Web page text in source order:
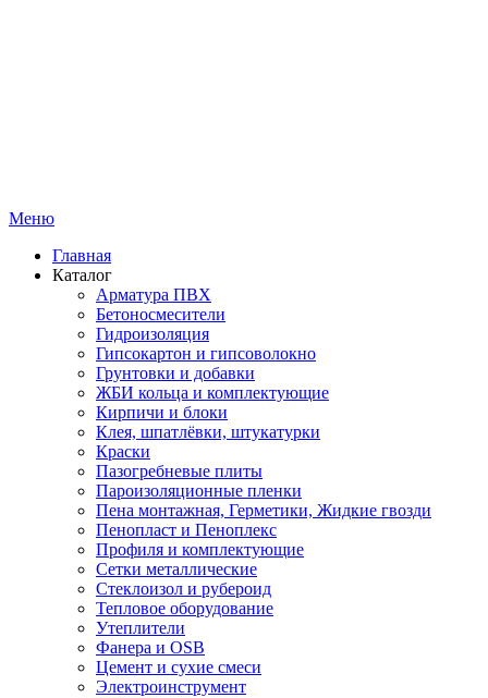
Меню
Главная
Каталог
Арматура ПВХ
Бетоносмесители
Гидроизоляция
Гипсокартон и гипсоволокно
Грунтовки и добавки
ЖБИ кольца и комплектующие
Кирпичи и блоки
Клея, шпатлёвки, штукатурки
Краски
Пазогребневые плиты
Пароизоляционные пленки
Пена монтажная, Герметики, Жидкие гвозди
Пенопласт и Пеноплекс
Профиля и комплектующие
Сетки металлические
Стеклоизол и рубероид
Тепловое оборудование
Утеплители
Фанера и OSB
Цемент и сухие смеси
Электроинструмент